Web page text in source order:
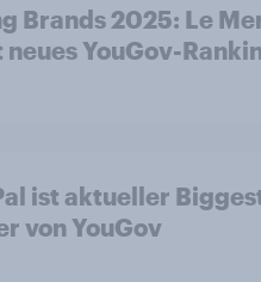
Brands 2025: Le
YouGov-
ist aktueller
von YouGov